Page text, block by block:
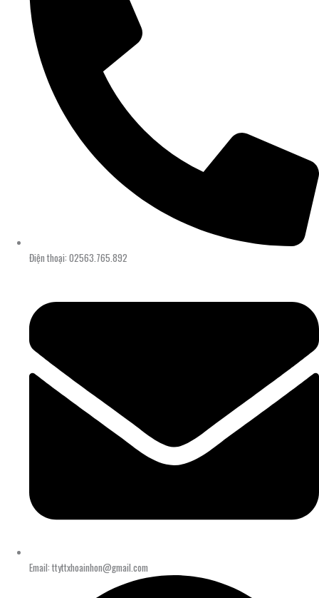
Điện thoại: 02563.765.892
Email: ttyttxhoainhon@gmail.com